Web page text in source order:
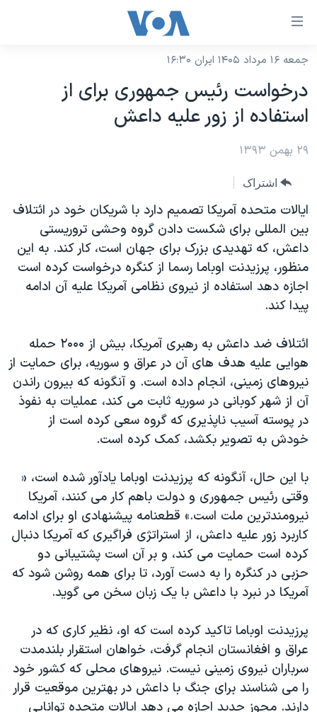
لینکهای
دسترسی
جهش
به
محتوای
اصلی
جهش
صفحه
اصلی
جهش
به
جستجو
نسخه سبک وب‌سایت
موضوع ها
ایران
آمریکا
ورزشی
گزیده‌ها
ویژه برنامه‌ها
ویدیوها
حقوق شهروندی
اقتصادی
علم و فناوری
اسرائیل در جنگ
آرشیو پخش زنده
برنامه های تلویزیونی
جدول برنامه ها
صفحه‌های ویژه
جام جهانی ۲۰۲۶
عملیات خشم حماسی
بایگانی برنامه‌های تلویزیونی
انتخابات ریاست جمهوری آمریکا ۲۰۲۴
حمله جمهوری اسلامی به اسرائیل
رمز مهسا
ورزش زنان در ایران
مجموعه مستندهای دادخواهی
تریبونال مردمی آبان ۹۸
دادگاه حمید نوری
چهل سال گروگان‌گیری
قانون شفافیت دارائی کادر رهبری ایران
اسرائیل در جنگ
نرگس محمدی برنده جایزه نوبل صلح
همایش محافظه‌کاران آمریکا «سی‌پک»
فرکانس‌های صدای آمریکا
پخش رادیویی
یادگیری زبان انگلیسی
زبانهای مختلف
جمعه ۱۶ مرداد ۱۴۰۵ ایران ۱۶:۳۰
درخواست رئیس جمهوری برای از
استفاده از زور علیه داعش
۲۹ بهمن ۱۳۹۳
اشتراک
ایالات متحده آمریکا تصمیم دارد با شریکان خود در ائتلاف
بین المللی برای شکست دادن گروه وحشی تروریستی
داعش، که تهدیدی بزرک برای جهان است، کار کند. به این
منظور، پرزیدنت اوباما رسما از کنگره درخواست کرده است
اجازه دهد استفاده از نیروی نظامی آمریکا علیه آن ادامه
پیدا کند.
ائتلاف ضد داعش به رهبری آمریکا، بیش از ۲۰۰۰ حمله
هوایی علیه هدف های آن در عراق و سوریه، برای حمایت از
نیروهای زمینی، انجام داده است. و آنگونه که بیرون راندن
آن از شهر کوبانی در سوریه ثابت می کند، عملیات به نفوذ
در پوسته آسیب ناپذیری که گروه سعی کرده است از
خودش به تصویر بکشد، کمک کرده است.
با این حال، آنگونه که پرزیدنت اوباما یادآور شده است، «
وقتی رئیس جمهوری و دولت باهم کار می کنند، آمریکا
نیرومندترین ملت است.» قطعنامه پیشنهادی او برای ادامه
کاربرد زور علیه داعش، از استراتژی فراگیری که آمریکا دنبال
کرده است حمایت می کند، و بر آن است پشتیبانی دو
حزبی در کنگره را به دست آورد، تا برای همه روشن شود که
آمریکا در نبرد با داعش با یک زبان سخن می گوید.
پرزیدنت اوباما تاکید کرده است که او، نظیر کاری که در
عراق و افغانستان انجام گرفت، خواهان استقرار بلندمدت
سرباران نیروی زمینی نیست. نیروهای محلی که کشور خود
را می شناسند برای جنگ با داعش در بهترین موقعیت قرار
دارند. مجوز جدید اجازه می دهد ایالات متحده توانایی